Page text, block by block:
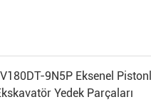
9N5P Eksenel
Ekskavatör Yedek Parçaları